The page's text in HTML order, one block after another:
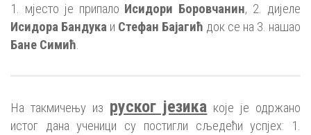
1. мјесто је припало Исидори Боровчанин, 2. дијеле
Исидора Бандука и Стефан Бајагић док се на 3. нашао
Бане Симић.
На такмичењу из руског језика које је одржано
истог дана ученици су постигли сљедећи успјех: 1.